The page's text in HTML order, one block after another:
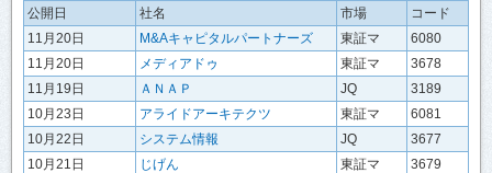
公開日 社名 市場
コード
11月20日
M&Aキャピタルパートナーズ 東証マ
6080
11月20日
メディアドゥ 東証マ
3678
11月19日
ＡＮＡＰ JQ
3189
10月23日
アライドアーキテクツ 東証マ
6081
10月22日
システム情報 JQ
3677
10月21日
じげん 東証マ
3679